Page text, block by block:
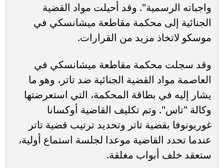
واجباته الرسمية". وقد أحيلت مواد القضية
الجنائية إلى محكمة مقاطعة ميشانسكي في
موسكو لاتخاذ مزيد من القرارات.
وقد سجلت محكمة مقاطعة ميشانسكي في
العاصمة مواد القضية الجنائية ضد تاتر، وهو ما
يشار إليه في بطاقة المحكمة، التي استعرضتها
وكالة "تاس". وتم تكليف القاضية أوكسانا
غوريونوفا بقضية تاتر وتحديد ترتيب قضية تاتر
عندما تحدد القاضية موعدا لجلسة استماع أولية،
ستعقد خلف أبواب مغلقة.